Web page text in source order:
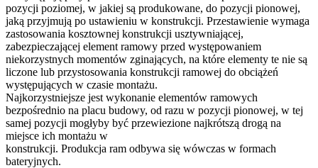
pozycji poziomej, w jakiej są produkowane, do pozycji pionowej,
jaką przyjmują po ustawieniu w konstrukcji. Przestawienie wymaga
zastosowania kosztownej konstrukcji usztywniającej,
zabezpieczającej element ramowy przed występowaniem
niekorzystnych momentów zginających, na które elementy te nie są
liczone lub przystosowania konstrukcji ramowej do obciążeń
występujących w czasie montażu.
Najkorzystniejsze jest wykonanie elementów ramowych
bezpośrednio na placu budowy, od razu w pozycji pionowej, w tej
samej pozycji mogłyby być przewiezione najkrótszą drogą na
miejsce ich montażu w
konstrukcji. Produkcja ram odbywa się wówczas w formach
bateryjnych.